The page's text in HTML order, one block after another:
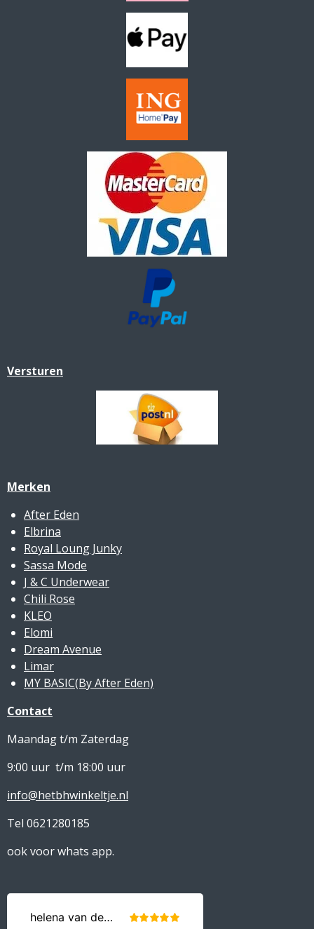
Versturen
Merken
After Eden
Elbrina
Royal Loung Junky
Sassa Mode
J & C Underwear
Chili Rose
KLEO
Elomi
Dream Avenue
Limar
MY BASIC(By After Eden)
Contact
Maandag t/m Zaterdag
9:00 uur t/m 18:00 uur
info@hetbhwinkeltje.nl
Tel 0621280185
ook voor whats app.